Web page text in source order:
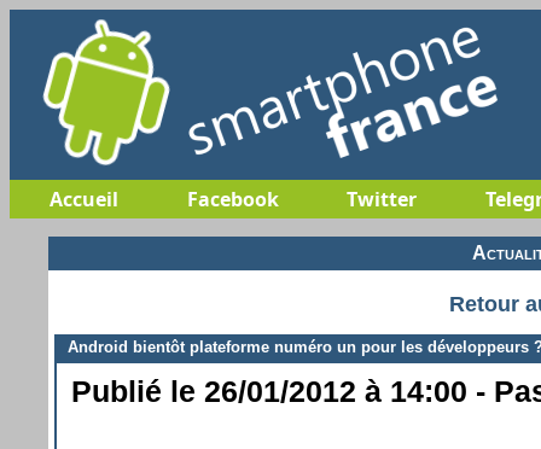
Accueil Facebook Twitter
Retour
Android bientôt plateforme numéro un pour les développeurs
Publié le 26/01/2012 à 14:00 -